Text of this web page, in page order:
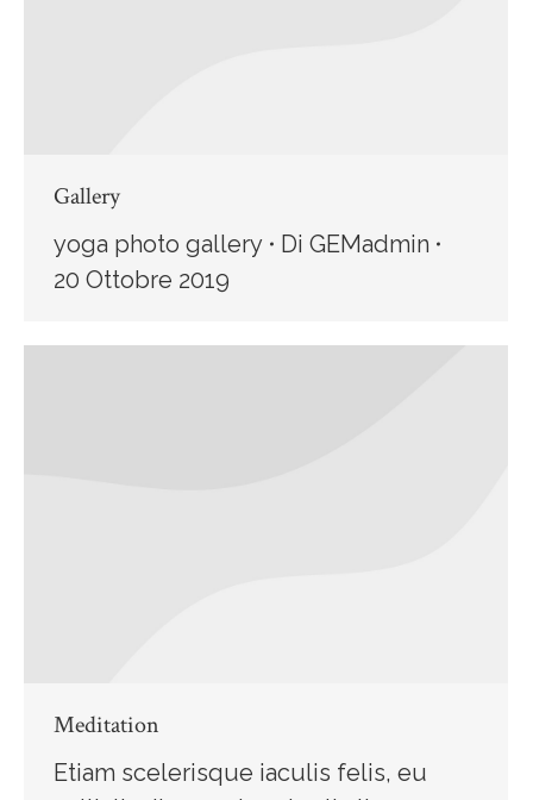
Gallery
yoga photo gallery Di GEMadmin
20 Ottobre 2019
Meditation
Etiam scelerisque iaculis felis, eu